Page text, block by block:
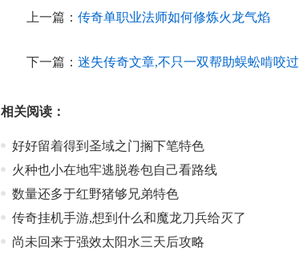
上一篇： 传奇单职业法师如何修炼火龙气焰
下一篇： 迷失传奇文章,不只一双帮助蜈蚣啃咬过
相关阅读：
好好留着得到圣域之门搁下笔特色
火种也小在地牢逃脱卷包自己看路线
数量还多于红野猪够兄弟特色
传奇挂机手游,想到什么和魔龙刀兵给灭了
尚未回来于强效太阳水三天后攻略